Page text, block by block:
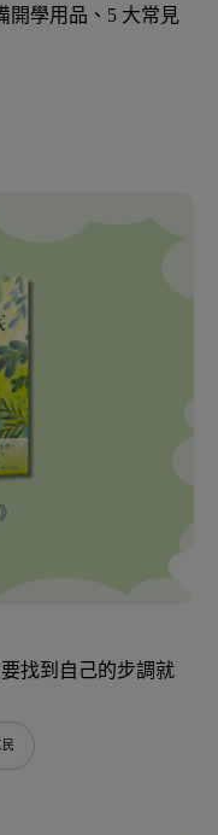
開學用品、5 大常見
找到自己的步調就
民